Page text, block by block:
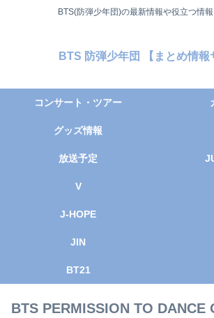
BTS(防弾少年団)の最新情報や役立つ情
BTS 防弾少年団 【まとめ情報
コンサート・ツアー
グッズ情報
放送予定
V
J-HOPE
JIN
BT21
BTS PERMISSION TO DANCE